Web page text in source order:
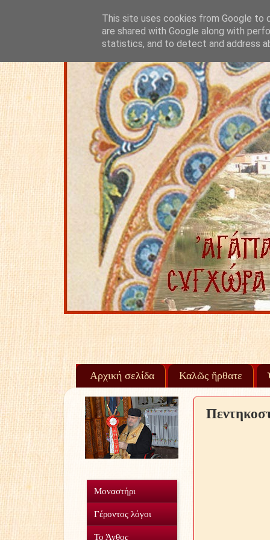
Αρχική σελίδα Καλῶς ἤρθατε
Μοναστήρι
Γέροντος λόγοι
Το Άνθος
This site uses cookies from Google to
are shared with Google along with
statistics, and to detect and address